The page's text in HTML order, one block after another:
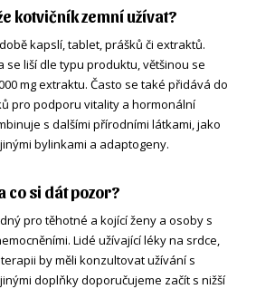
kotvičník zemní užívat?
kapslí, tablet, prášků či extraktů.
liší dle typu produktu, většinou se
mg extraktu. Často se také přidává do
pro podporu vitality a hormonální
s dalšími přírodními látkami, jako
bylinkami a adaptogeny.
co si dát pozor?
pro těhotné a kojící ženy a osoby s
Lidé užívající léky na srdce,
by měli konzultovat užívání s
doplňky doporučujeme začít s nižší